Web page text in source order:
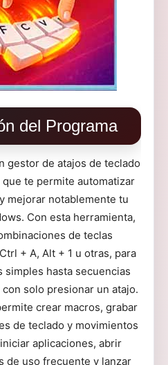
del Programa
gestor de atajos de teclado
te permite automatizar
mejorar notablemente tu
Con esta herramienta,
de teclas
+ A, Alt + 1 u otras, para
simples hasta secuencias
solo presionar un atajo.
crear macros, grabar
de teclado y movimientos
aplicaciones, abrir
de uso frecuente y lanzar